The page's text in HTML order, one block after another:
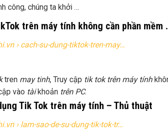
công, chúng ta khởi …
trên máy tính không cần phần mềm
› cach-su-dung-tiktok-tren-may…
tren may tinh, Truy cập tik tok trên máy tính
vào tàikhoản trên PC.
Tik Tok trên máy tính – Thủ thuật
› lam-sao-de-su-dung-tik-tok-tr…